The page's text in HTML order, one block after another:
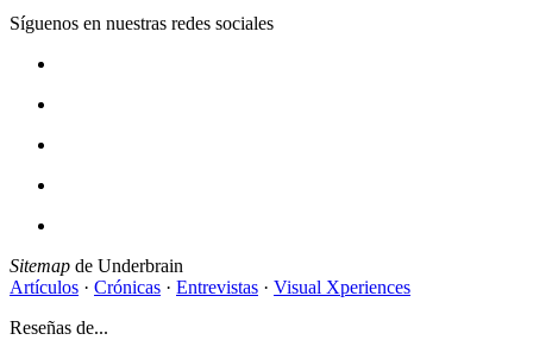
Síguenos en nuestras redes sociales
Sitemap de Underbrain
Artículos · Crónicas · Entrevistas · Visual Xperiences
Reseñas de...